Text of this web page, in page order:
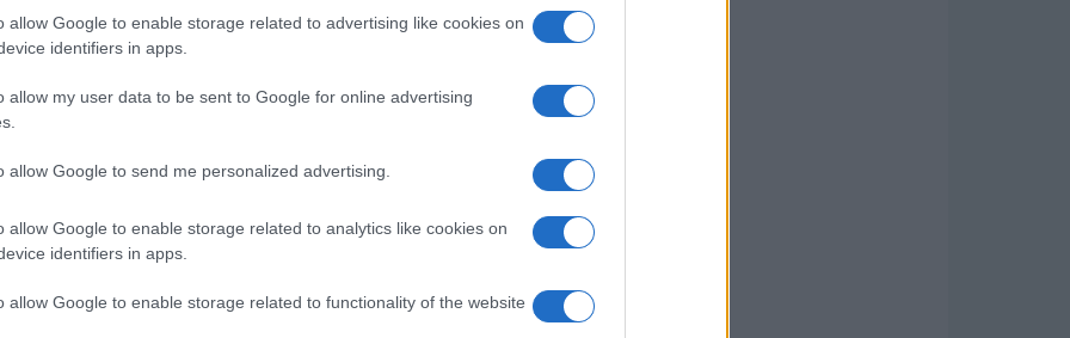
allow Google to enable storage related to advertising like cookies on
identifiers in apps.
allow my user data to be sent to Google for online advertising
allow Google to send me personalized advertising.
allow Google to enable storage related to analytics like cookies on
identifiers in apps.
allow Google to enable storage related to functionality of the website
che hanno ridotto il
con tentazioni dal valore elevato: dal
al controverso giro in catamarano che ha
noto come “catamarano gate” ha
la decisione di una concorrente di
una compagna di viaggio. Queste spese
somma disponibile mentre la fatica
membri.